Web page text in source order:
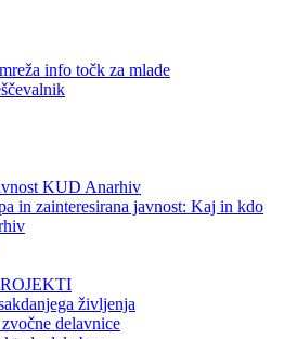
info točk za mlade
KUD Anarhiv
in zainteresirana javnost: Kaj in kdo
življenja
delavnice